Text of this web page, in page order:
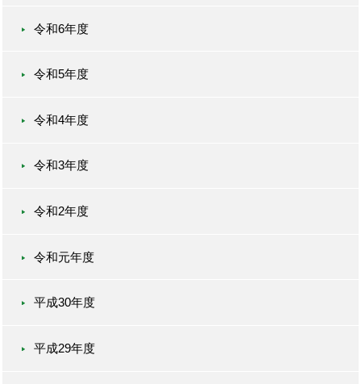
令和6年度
令和5年度
令和4年度
令和3年度
令和2年度
令和元年度
平成30年度
平成29年度